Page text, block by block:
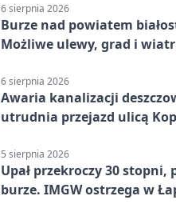
6 sierpnia 2026
Burze nad powiatem
Możliwe ulewy, grad i wiatr
6 sierpnia 2026
Awaria kanalizacji
utrudnia przejazd ulicą
5 sierpnia 2026
Upał przekroczy 30 stopni,
burze. IMGW ostrzega w